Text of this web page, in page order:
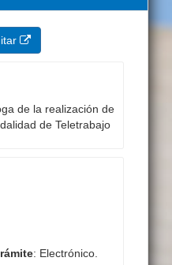
de la realización de
de Teletrabajo
: Electrónico.